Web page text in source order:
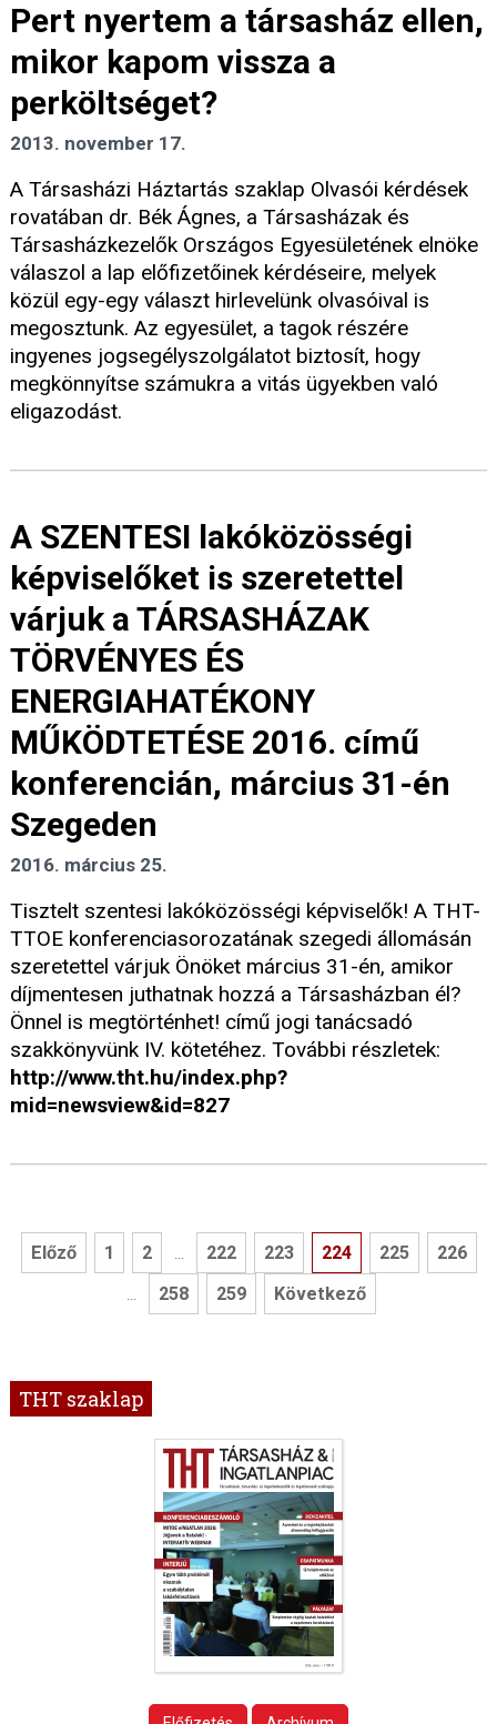
Pert nyertem a társasház ellen,
mikor kapom vissza a
perköltséget?
2013. november 17.
A Társasházi Háztartás szaklap Olvasói kérdések
rovatában dr. Bék Ágnes, a Társasházak és
Társasházkezelők Országos Egyesületének elnöke
válaszol a lap előfizetőinek kérdéseire, melyek
közül egy-egy választ hirlevelünk olvasóival is
megosztunk. Az egyesület, a tagok részére
ingyenes jogsegélyszolgálatot biztosít, hogy
megkönnyítse számukra a vitás ügyekben való
eligazodást.
A SZENTESI lakóközösségi
képviselőket is szeretettel
várjuk a TÁRSASHÁZAK
TÖRVÉNYES ÉS
ENERGIAHATÉKONY
MŰKÖDTETÉSE 2016. című
konferencián, március 31-én
Szegeden
2016. március 25.
Tisztelt szentesi lakóközösségi képviselők! A THT-
TTOE konferenciasorozatának szegedi állomásán
szeretettel várjuk Önöket március 31-én, amikor
díjmentesen juthatnak hozzá a Társasházban él?
Önnel is megtörténhet! című jogi tanácsadó
szakkönyvünk IV. kötetéhez. További részletek:
http://www.tht.hu/index.php?
mid=newsview&id=827
Előző 1 2 ... 222 223 224 225 226
... 258 259 Következő
THT szaklap